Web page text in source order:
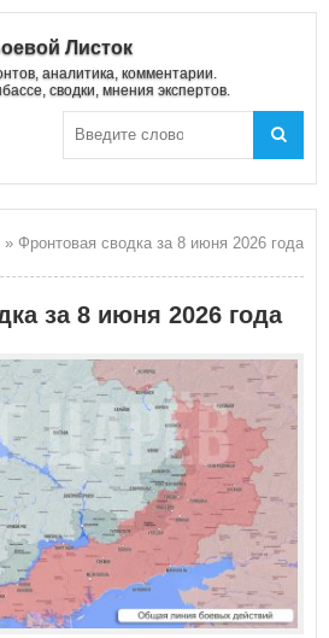
Листок
аналитика, комментарии.
сводки, мнения экспертов.
» Фронтовая сводка за 8 июня 2026 года
за 8 июня 2026 года